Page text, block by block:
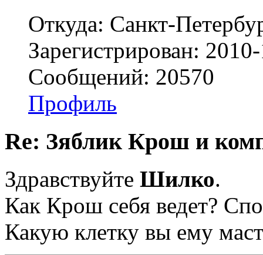
Откуда: Санкт-
Зарегистрирован:
Сообщений: 20570
Профиль
Re: Зяблик Крош и
Здравствуйте Шилко.
Как Крош себя ведет?
Какую клетку вы ему